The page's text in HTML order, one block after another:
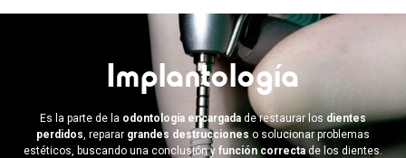
Implantología
Es la parte de la odontología encargada de restaurar losdientes
perdidos , reparar grandes destrucciones o solucionar problemas
estéticos, buscando una conclusión y función correctade los dientes.